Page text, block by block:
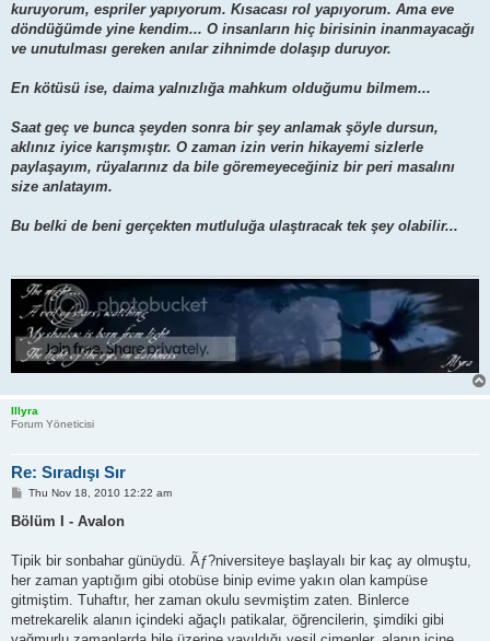
kuruyorum, espriler yapıyorum. Kısacası rol yapıyorum. Ama eve
döndüğümde yine kendim... O insanların hiç birisinin inanmayacağı
ve unutulması gereken anılar zihnimde dolaşıp duruyor.
En kötüsü ise, daima yalnızlığa mahkum olduğumu bilmem...
Saat geç ve bunca şeyden sonra bir şey anlamak şöyle dursun,
aklınız iyice karışmıştır. O zaman izin verin hikayemi sizlerle
paylaşayım, rüyalarınız da bile göremeyeceğiniz bir peri masalını
size anlatayım.
Bu belki de beni gerçekten mutluluğa ulaştıracak tek şey olabilir...
Illyra
Forum Yöneticisi
Re: Sıradışı Sır
P
s
Thu Nov 18, 2010 12:22 am
Bölüm I - Avalon
Tipik bir sonbahar günüydü. Ãƒ?niversiteye başlayalı bir kaç ay olmuştu,
her zaman yaptığım gibi otobüse binip evime yakın olan kampüse
gitmiştim. Tuhaftır, her zaman okulu sevmiştim zaten. Binlerce
metrekarelik alanın içindeki ağaçlı patikalar, öğrencilerin, şimdiki gibi